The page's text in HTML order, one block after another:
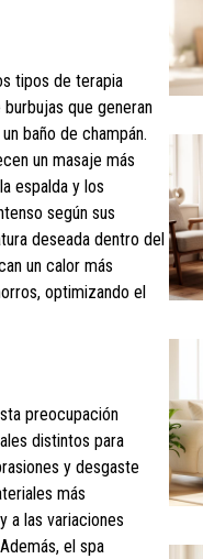
tipos de terapia
que generan
baño de champán.
un masaje más
espalda y los
según sus
deseada dentro del
un calor más
optimizando el
preocupación
distintos para
y desgaste
más
a las variaciones
el spa